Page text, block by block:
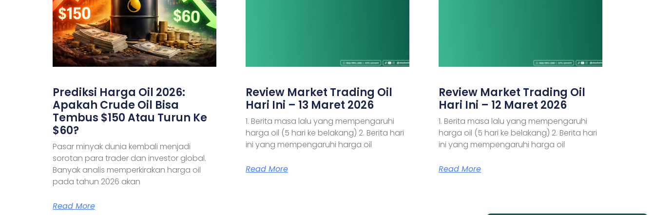
Prediksi Harga Oil 2026:
Apakah Crude Oil Bisa
Tembus $150 Atau Turun Ke
$60?
Pasar minyak dunia kembali menjadi
sorotan para trader dan investor global.
Banyak analis memperkirakan harga oil
pada tahun 2026 akan
Read More
Review Market Trading Oil
Hari Ini – 13 Maret 2026
1. Berita masa lalu yang mempengaruhi
harga oil (5 hari ke belakang) 2. Berita hari
ini yang mempengaruhi harga oil
Read More
Review Market Trading Oil
Hari Ini – 12 Maret 2026
1. Berita masa lalu yang mempengaruhi
harga oil (5 hari ke belakang) 2. Berita hari
ini yang mempengaruhi harga oil
Read More